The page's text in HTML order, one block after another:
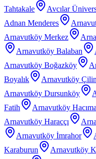
Tahtakale Avcılar
Adnan Menderes
Arnavutköy Merkez
Arnavutköy Balaban
Arnavutköy Boğazköy
Boyalık
Arnavutköy
Arnavutköy Dursunköy
Fatih
Arnavutköy
Arnavutköy Haraççı
Arnavutköy İmrahor
Karaburun
Arnavutköy